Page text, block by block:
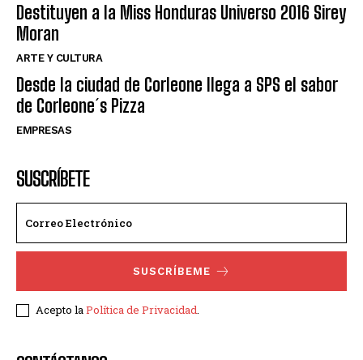
Destituyen a la Miss Honduras Universo 2016 Sirey
Moran
ARTE Y CULTURA
Desde la ciudad de Corleone llega a SPS el sabor
de Corleone´s Pizza
EMPRESAS
SUSCRÍBETE
SUSCRÍBEME
Acepto laPolítica de Privacidad.